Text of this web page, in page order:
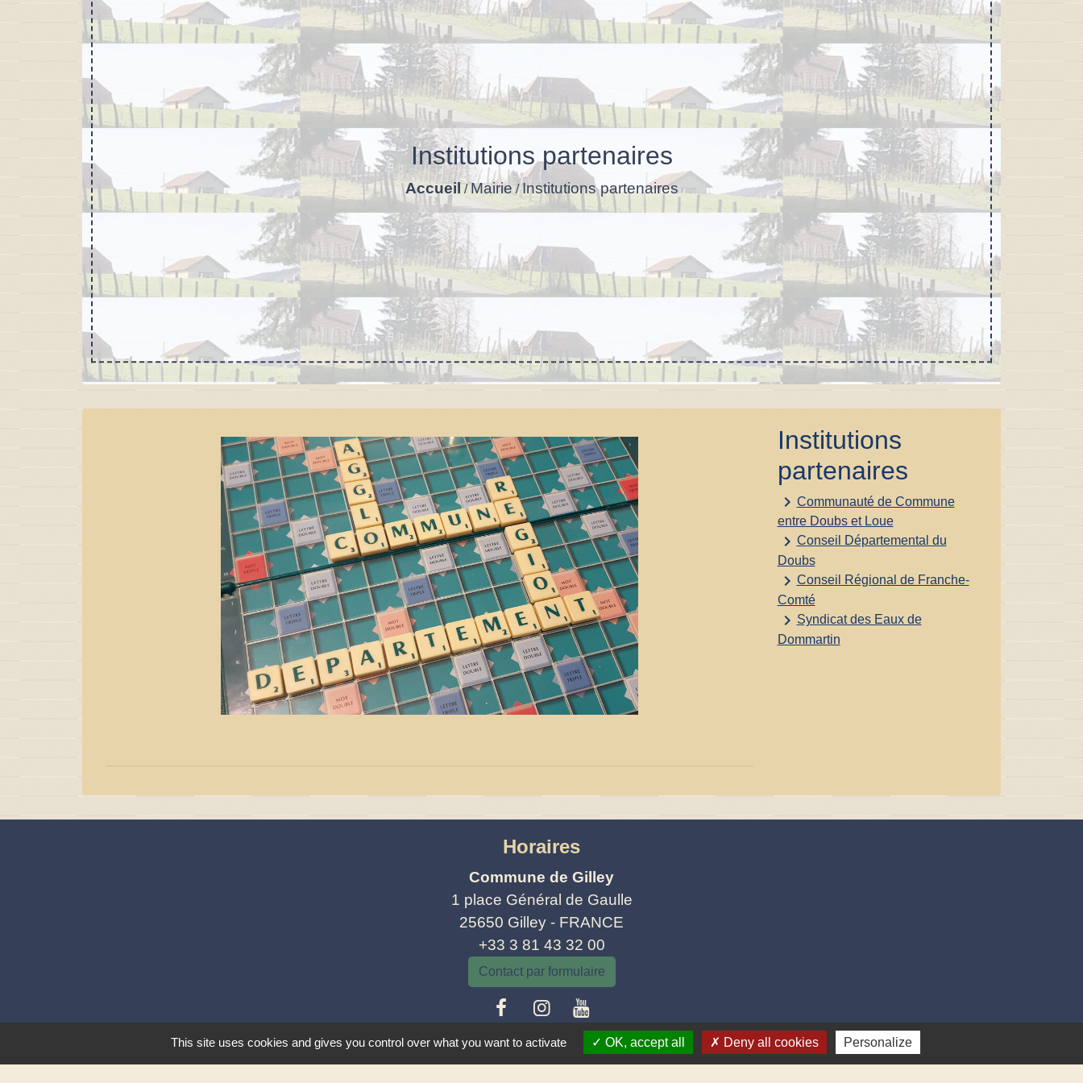
Institutions partenaires
Accueil /Mairie/Institutions partenaires
Institutions
partenaires
keyboard_arrow_rightCommunauté de Commune
entre Doubs et Loue
keyboard_arrow_rightConseil Départemental du
Doubs
keyboard_arrow_rightConseil Régional de Franche-
Comté
keyboard_arrow_rightSyndicat des Eaux de
Dommartin
Horaires
Commune de Gilley
1 place Général de Gaulle
25650 Gilley - FRANCE
+33 3 81 43 32 00
Contact par formulaire
This site uses cookies and gives you control over what you want to activate OK, accept all Deny all cookies Personalize